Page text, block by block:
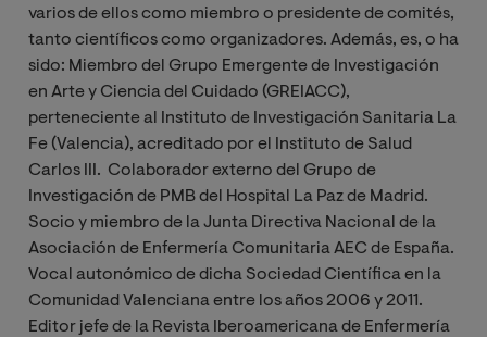
varios de ellos como miembro o presidente de comités,
tanto científicos como organizadores. Además, es, o ha
sido: Miembro del Grupo Emergente de Investigación
en Arte y Ciencia del Cuidado (GREIACC),
perteneciente al Instituto de Investigación Sanitaria La
Fe (Valencia), acreditado por el Instituto de Salud
Carlos III. Colaborador externo del Grupo de
Investigación de PMB del Hospital La Paz de Madrid.
Socio y miembro de la Junta Directiva Nacional de la
Asociación de Enfermería Comunitaria AEC de España.
Vocal autonómico de dicha Sociedad Científica en la
Comunidad Valenciana entre los años 2006 y 2011.
Editor jefe de la Revista Iberoamericana de Enfermería